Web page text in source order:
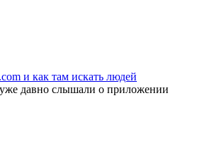
и как там искать людей
давно слышали о приложении